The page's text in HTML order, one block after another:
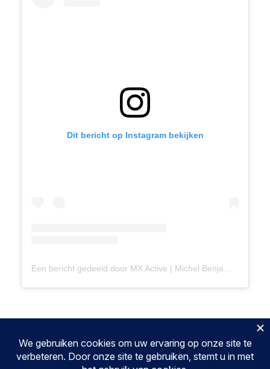
Dit bericht op Instagram bekijken